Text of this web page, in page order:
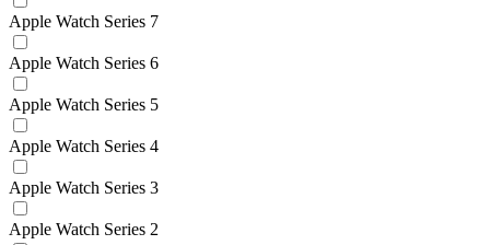
Apple Watch Series 7
Apple Watch Series 6
Apple Watch Series 5
Apple Watch Series 4
Apple Watch Series 3
Apple Watch Series 2